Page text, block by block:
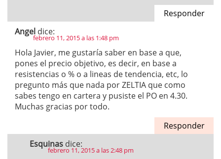
Responder
Angel dice:
febrero 11, 2015 a las 1:48 pm
Hola Javier, me gustaría saber en base a que,
pones el precio objetivo, es decir, en base a
resistencias o % o a lineas de tendencia, etc, lo
pregunto más que nada por ZELTIA que como
sabes tengo en cartera y pusiste el PO en 4.30.
Muchas gracias por todo.
Responder
Esquinas dice:
febrero 11, 2015 a las 2:48 pm